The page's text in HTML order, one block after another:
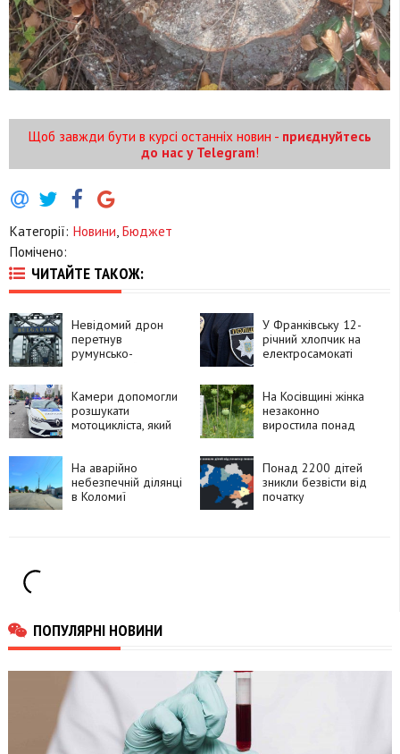
Щоб завжди бути в курсі останніх новин - приєднуйтесь
до нас у Telegram!
Категорії: Новини Бюджет
Помічено:
ЧИТАЙТЕ ТАКОЖ:
Невідомий дрон
перетнув
румунсько-
У Франківську 12-
річний хлопчик на
електросамокаті
Камери допомогли
розшукати
мотоцикліста, який
На Косівщині жінка
незаконно
виростила понад
На аварійно
небезпечній ділянці
в Коломиї
Понад 2200 дітей
зникли безвісти від
початку
ПОПУЛЯРНІ НОВИНИ